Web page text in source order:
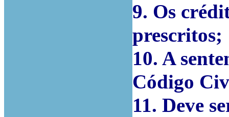
9. Os
prescritos;
10. A
Código
11. Deve